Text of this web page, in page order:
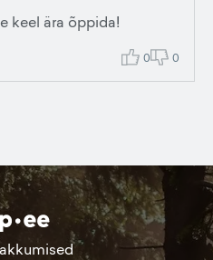
keel ära õppida!
0 0